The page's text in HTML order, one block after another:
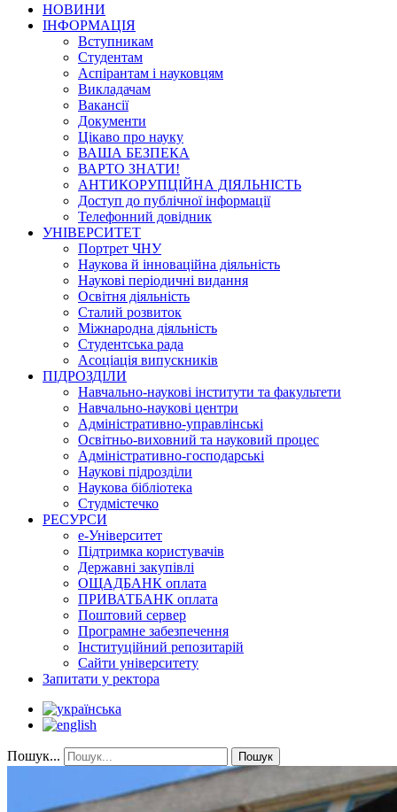
НОВИНИ
ІНФОРМАЦІЯ
Вступникам
Студентам
Аспірантам і науковцям
Викладачам
Вакансії
Документи
Цікаво про науку
ВАША БЕЗПЕКА
ВАРТО ЗНАТИ!
АНТИКОРУПЦІЙНА ДІЯЛЬНІСТЬ
Доступ до публічної інформації
Телефонний довідник
УНІВЕРСИТЕТ
Портрет ЧНУ
Наукова й інноваційна діяльність
Наукові періодичні видання
Освітня діяльність
Сталий розвиток
Міжнародна діяльність
Студентська рада
Асоціація випускників
ПІДРОЗДІЛИ
Навчально-наукові інститути та факультети
Навчально-наукові центри
Адміністративно-управлінські
Освітньо-виховний та науковий процес
Адміністративно-господарські
Наукові підрозділи
Наукова бібліотека
Студмістечко
РЕСУРСИ
е-Університет
Підтримка користувачів
Державні закупівлі
ОЩАДБАНК оплата
ПРИВАТБАНК оплата
Поштовий сервер
Програмне забезпечення
Інституційний репозитарій
Сайти університету
Запитати у ректора
Пошук... Пошук